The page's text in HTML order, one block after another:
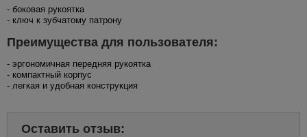
- боковая рукоятка
- ключ к зубчатому патрону
Преимущества для пользователя:
- эргономичная передняя рукоятка
- компактный корпус
- легкая и удобная конструкция
Оставить отзыв: